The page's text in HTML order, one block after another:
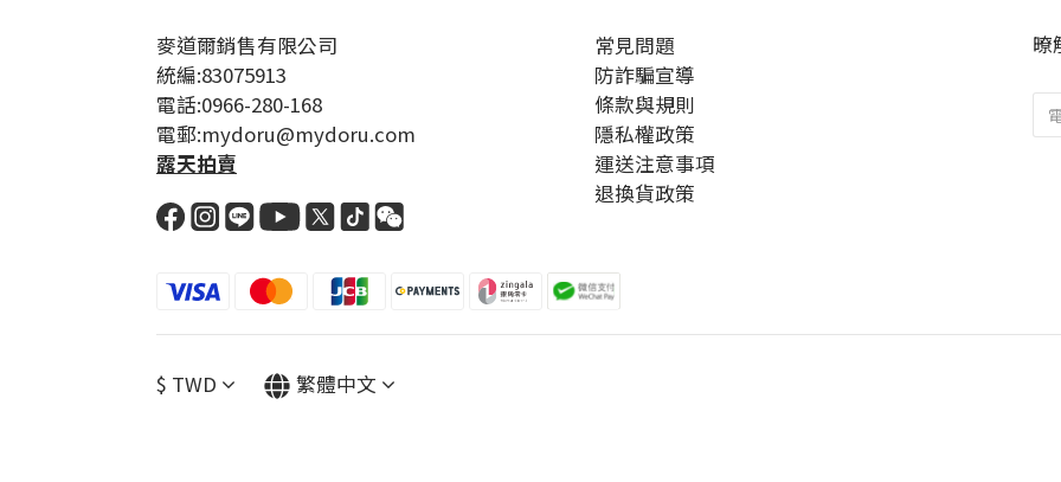
麥道爾銷售有限公司
統編:83075913
電話:0966-280-168
電郵:mydoru@mydoru.com
露天拍賣
常見問題
防詐騙宣導
條款與規則
隱私權政策
運送注意事項
退換貨政策
暸
$ TWD 繁體中文